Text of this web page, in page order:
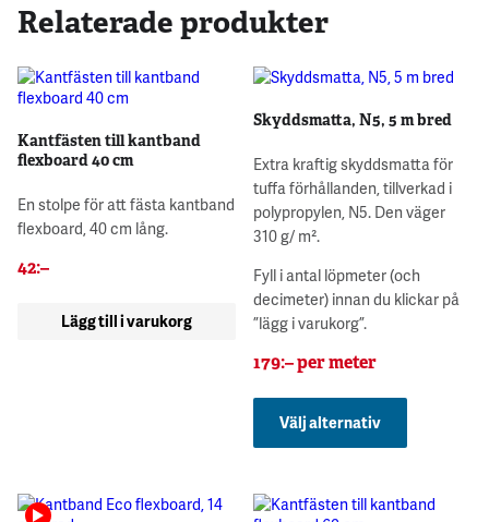
Relaterade produkter
Kantfästen till kantband
flexboard 40 cm
En stolpe för att fästa kantband
flexboard, 40 cm lång.
42:–
Lägg till i varukorg
Skyddsmatta, N5, 5 m bred
Extra kraftig skyddsmatta för
tuffa förhållanden, tillverkad i
polypropylen, N5. Den väger
310 g/ m².
Fyll i antal löpmeter (och
decimeter) innan du klickar på
”lägg i varukorg”.
179:–per meter
Välj alternativ